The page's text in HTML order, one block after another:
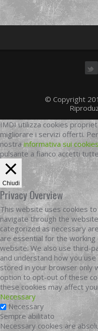
© Copyright
IMDI utilizza cookies
migliorare i servizi offerti.
nostrainformativa sui cookies
pulsante a fianco accetti
Chiudi
Privacy Overview
This website uses cookies
navigate through the
categorized as necessary
are essential for the
website. We also use third-
and understand how you
stored in your browser only
option to opt-out of these
these cookies may affect
Necessary
Necessary
Sempre abilitato
Necessary cookies are